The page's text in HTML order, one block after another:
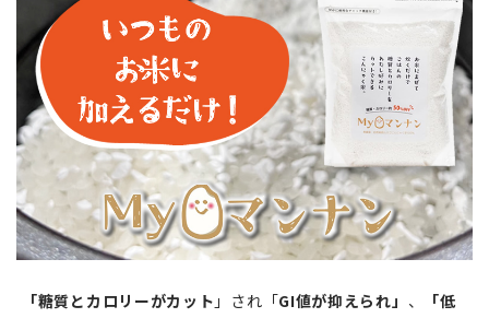
「糖質とカロリーがカット 」され「GI値が抑えられ」 、
「低